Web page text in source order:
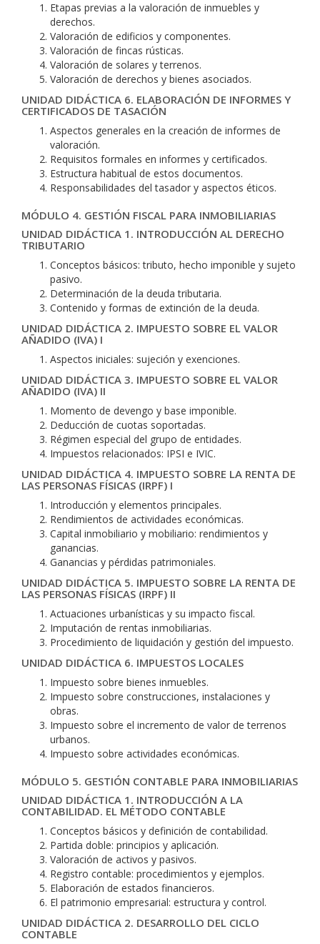
Etapas previas a la valoración de inmuebles y
derechos.
Valoración de edificios y componentes.
Valoración de fincas rústicas.
Valoración de solares y terrenos.
Valoración de derechos y bienes asociados.
UNIDAD DIDÁCTICA 6. ELABORACIÓN DE INFORMES Y
CERTIFICADOS DE TASACIÓN
Aspectos generales en la creación de informes de
valoración.
Requisitos formales en informes y certificados.
Estructura habitual de estos documentos.
Responsabilidades del tasador y aspectos éticos.
MÓDULO 4. GESTIÓN FISCAL PARA INMOBILIARIAS
UNIDAD DIDÁCTICA 1. INTRODUCCIÓN AL DERECHO
TRIBUTARIO
Conceptos básicos: tributo, hecho imponible y sujeto
pasivo.
Determinación de la deuda tributaria.
Contenido y formas de extinción de la deuda.
UNIDAD DIDÁCTICA 2. IMPUESTO SOBRE EL VALOR
AÑADIDO (IVA) I
Aspectos iniciales: sujeción y exenciones.
UNIDAD DIDÁCTICA 3. IMPUESTO SOBRE EL VALOR
AÑADIDO (IVA) II
Momento de devengo y base imponible.
Deducción de cuotas soportadas.
Régimen especial del grupo de entidades.
Impuestos relacionados: IPSI e IVIC.
UNIDAD DIDÁCTICA 4. IMPUESTO SOBRE LA RENTA DE
LAS PERSONAS FÍSICAS (IRPF) I
Introducción y elementos principales.
Rendimientos de actividades económicas.
Capital inmobiliario y mobiliario: rendimientos y
ganancias.
Ganancias y pérdidas patrimoniales.
UNIDAD DIDÁCTICA 5. IMPUESTO SOBRE LA RENTA DE
LAS PERSONAS FÍSICAS (IRPF) II
Actuaciones urbanísticas y su impacto fiscal.
Imputación de rentas inmobiliarias.
Procedimiento de liquidación y gestión del impuesto.
UNIDAD DIDÁCTICA 6. IMPUESTOS LOCALES
Impuesto sobre bienes inmuebles.
Impuesto sobre construcciones, instalaciones y
obras.
Impuesto sobre el incremento de valor de terrenos
urbanos.
Impuesto sobre actividades económicas.
MÓDULO 5. GESTIÓN CONTABLE PARA INMOBILIARIAS
UNIDAD DIDÁCTICA 1. INTRODUCCIÓN A LA
CONTABILIDAD. EL MÉTODO CONTABLE
Conceptos básicos y definición de contabilidad.
Partida doble: principios y aplicación.
Valoración de activos y pasivos.
Registro contable: procedimientos y ejemplos.
Elaboración de estados financieros.
El patrimonio empresarial: estructura y control.
UNIDAD DIDÁCTICA 2. DESARROLLO DEL CICLO
CONTABLE